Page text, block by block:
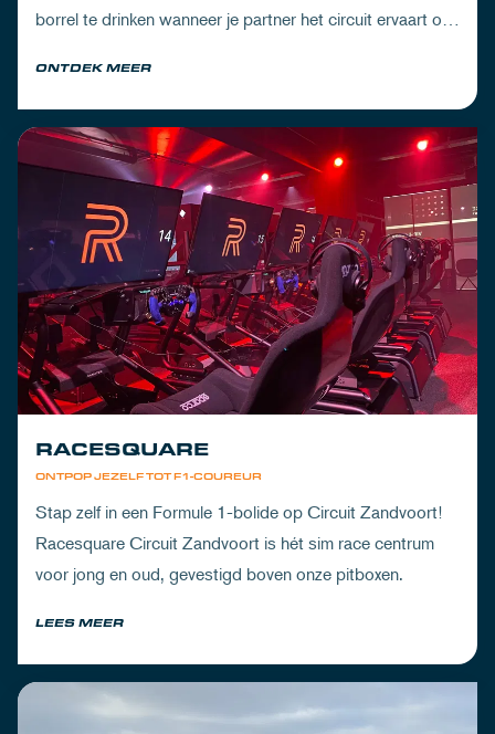
borrel te drinken wanneer je partner het circuit ervaart of
ONTDEK MEER
ONTPOP JEZELF TOT F1-COUREUR
RACESQUARE
Stap zelf in een Formule 1-bolide op Circuit Zandvoort!
Racesquare Circuit Zandvoort is hét sim race centrum
voor jong en oud, gevestigd boven onze pitboxen.
LEES MEER